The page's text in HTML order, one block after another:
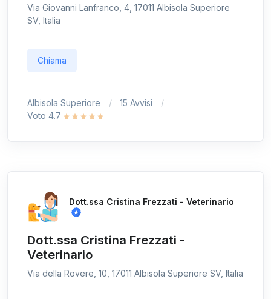
Via Giovanni Lanfranco, 4, 17011 Albisola Superiore
SV, Italia
Chiama
Albisola Superiore
15 Avvisi
Voto 4.7
Dott.ssa Cristina Frezzati - Veterinario
Dott.ssa Cristina Frezzati -
Veterinario
Via della Rovere, 10, 17011 Albisola Superiore SV, Italia